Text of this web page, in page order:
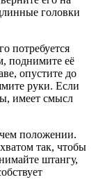
головки
потребуется
поднимите её
опустите до
руки. Если
имеет смысл
положении.
так, чтобы
штангу,